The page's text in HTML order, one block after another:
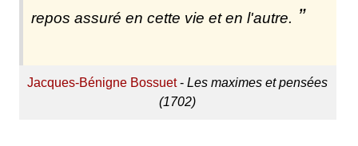
repos assuré en cette vie et en l'autre.
Jacques-Bénigne Bossuet-Les maximes et pensées
(1702)